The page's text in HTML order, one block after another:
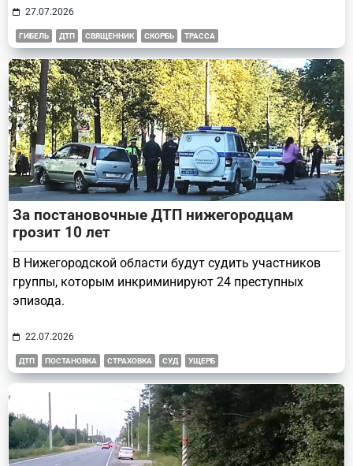
27.07.2026
ГИБЕЛЬ ДТП СВЯЩЕННИК СКОРБЬ ТРАССА
За постановочные ДТП нижегородцам
грозит 10 лет
В Нижегородской области будут судить участников
группы, которым инкриминируют 24 преступных
эпизода.
22.07.2026
ДТП ПОСТАНОВКА СТРАХОВКА СУД УЩЕРБ